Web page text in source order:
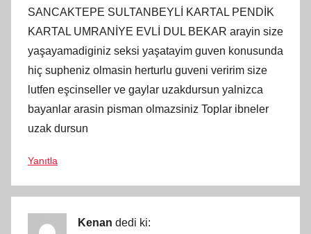
SANCAKTEPE SULTANBEYLİ KARTAL PENDİK
KARTAL UMRANİYE EVLİ DUL BEKAR arayin size
yaşayamadiginiz seksi yaşatayim guven konusunda
hiç supheniz olmasin herturlu guveni veririm size
lutfen eşcinseller ve gaylar uzakdursun yalnizca
bayanlar arasin pisman olmazsiniz Toplar ibneler
uzak dursun
Yanıtla
Kenan dedi ki: